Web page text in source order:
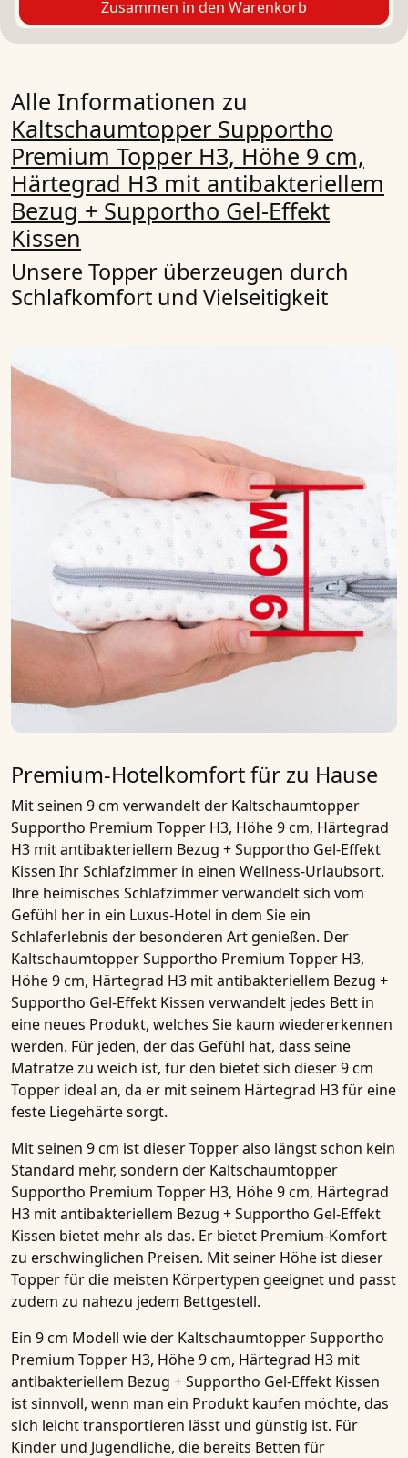
Zusammen in den Warenkorb
Alle Informationen zu
Kaltschaumtopper Supportho
Premium Topper H3, Höhe 9 cm,
Härtegrad H3 mit antibakteriellem
Bezug + Supportho Gel-Effekt
Kissen
Unsere Topper überzeugen durch
Schlafkomfort und Vielseitigkeit
Premium-Hotelkomfort für zu Hause
Mit seinen 9 cm verwandelt der Kaltschaumtopper
Supportho Premium Topper H3, Höhe 9 cm, Härtegrad
H3 mit antibakteriellem Bezug + Supportho Gel-Effekt
Kissen Ihr Schlafzimmer in einen Wellness-Urlaubsort.
Ihre heimisches Schlafzimmer verwandelt sich vom
Gefühl her in ein Luxus-Hotel in dem Sie ein
Schlaferlebnis der besonderen Art genießen. Der
Kaltschaumtopper Supportho Premium Topper H3,
Höhe 9 cm, Härtegrad H3 mit antibakteriellem Bezug +
Supportho Gel-Effekt Kissen verwandelt jedes Bett in
eine neues Produkt, welches Sie kaum wiedererkennen
werden. Für jeden, der das Gefühl hat, dass seine
Matratzezu weich ist, für den bietet sich dieser9 cm
Topper ideal an, da er mit seinem Härtegrad H3 für eine
feste Liegehärte sorgt.
Mit seinen 9 cm ist dieserTopperalso längst schon kein
Standard mehr, sondern der Kaltschaumtopper
Supportho Premium Topper H3, Höhe 9 cm, Härtegrad
H3 mit antibakteriellem Bezug + Supportho Gel-Effekt
Kissen bietet mehr als das. Er bietet Premium-Komfort
zu erschwinglichen Preisen. Mit seiner Höhe ist dieser
Topper für die meisten Körpertypen geeignet und passt
zudem zu nahezu jedem Bettgestell.
Ein 9 cm Modell wie der Kaltschaumtopper Supportho
Premium Topper H3, Höhe 9 cm, Härtegrad H3 mit
antibakteriellem Bezug + Supportho Gel-Effekt Kissen
ist sinnvoll, wenn man ein Produkt kaufen möchte, das
sich leicht transportieren lässt und günstig ist. Für
Kinder und Jugendliche, die bereits Betten für